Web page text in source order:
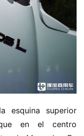
esquina superior
en el centro